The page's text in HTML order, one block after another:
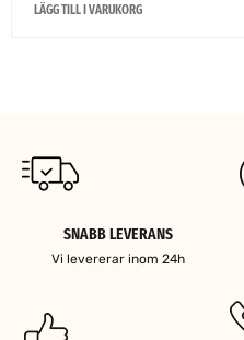
LÄGG TILL I VARUKORG
SNABB LEVERANS
Vi levererar inom 24h